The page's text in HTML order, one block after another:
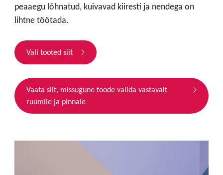
peaaegu lõhnatud, kuivavad kiiresti ja nendega on
lihtne töötada.
Vali tooted siit
Vaata siit, missugune toode valida vastavalt
ruumile ja pinnale